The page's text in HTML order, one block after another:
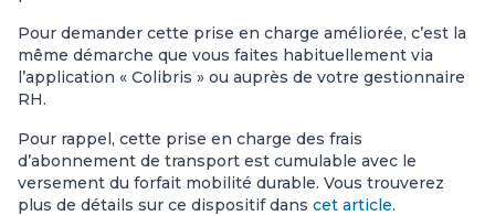
Pour demander cette prise en charge améliorée, c’est la
même démarche que vous faites habituellement via
l’application « Colibris » ou auprès de votre gestionnaire
RH.
Pour rappel, cette prise en charge des frais
d’abonnement de transport est cumulable avec le
versement du forfait mobilité durable. Vous trouverez
plus de détails sur ce dispositif dans cet article.